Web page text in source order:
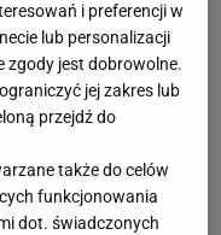
dojdzie do zmian
Rafała Gikiewicz
który jest
W ten
kątem zastąpienia
sezonie.
i preferencji w
lub personalizacji
zgody jest dobrowolne.
jej zakres lub
przejdź do
także do celów
funkcjonowania
dot. świadczonych